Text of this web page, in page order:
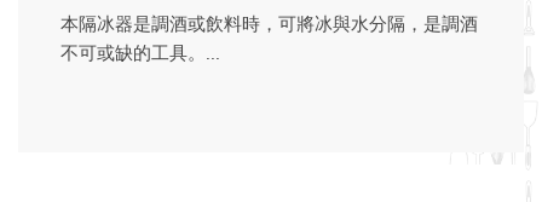
本隔冰器是調酒或飲料時，可將冰與水分隔，是調酒
不可或缺的工具。...